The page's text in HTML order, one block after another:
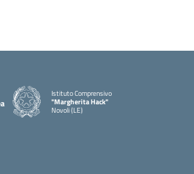
Istituto Comprensivo
"Margherita Hack"
Novoli (LE)